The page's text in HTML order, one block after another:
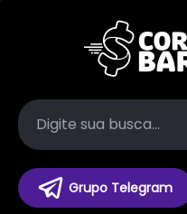
Grupo Telegram